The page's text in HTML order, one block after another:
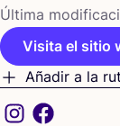
Últi­ma
Visita el sitio
Añadir a la